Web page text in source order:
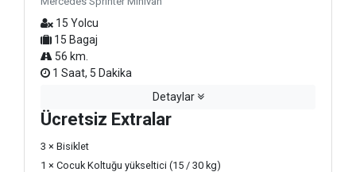
15 Yolcu
15 Bagaj
56 km.
1 Saat, 5 Dakika
Detaylar
Ücretsiz Extralar
3 × Bisiklet
1 × Cocuk Koltuğu yükseltici (15 / 30 kg)